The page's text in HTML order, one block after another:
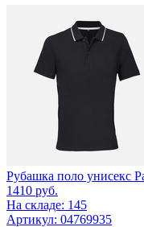
Рубашка поло унисекс
1410 руб.
На складе: 145
Артикул: 04769935